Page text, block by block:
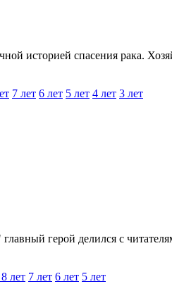
историей спасения рака.
7 лет 6 лет 5 лет 4 лет 3 лет
герой делился с
8 лет 7 лет 6 лет 5 лет